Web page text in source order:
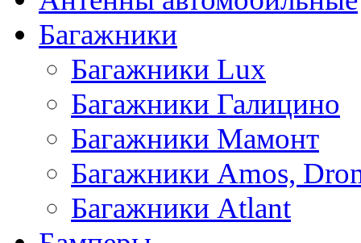
Багажники
Багажники Lux
Багажники Галицино
Багажники Мамонт
Багажники Amos,
Багажники Atlant